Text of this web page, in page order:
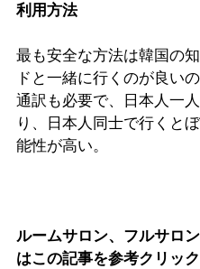
利用方法
最も安全な方法は韓国の
ドと一緒に行くのが良いの
通訳も必要で、日本人一
り、日本人同士で行くと
能性が高い。
ルームサロン、フルサロ
はこの記事を参考クリック